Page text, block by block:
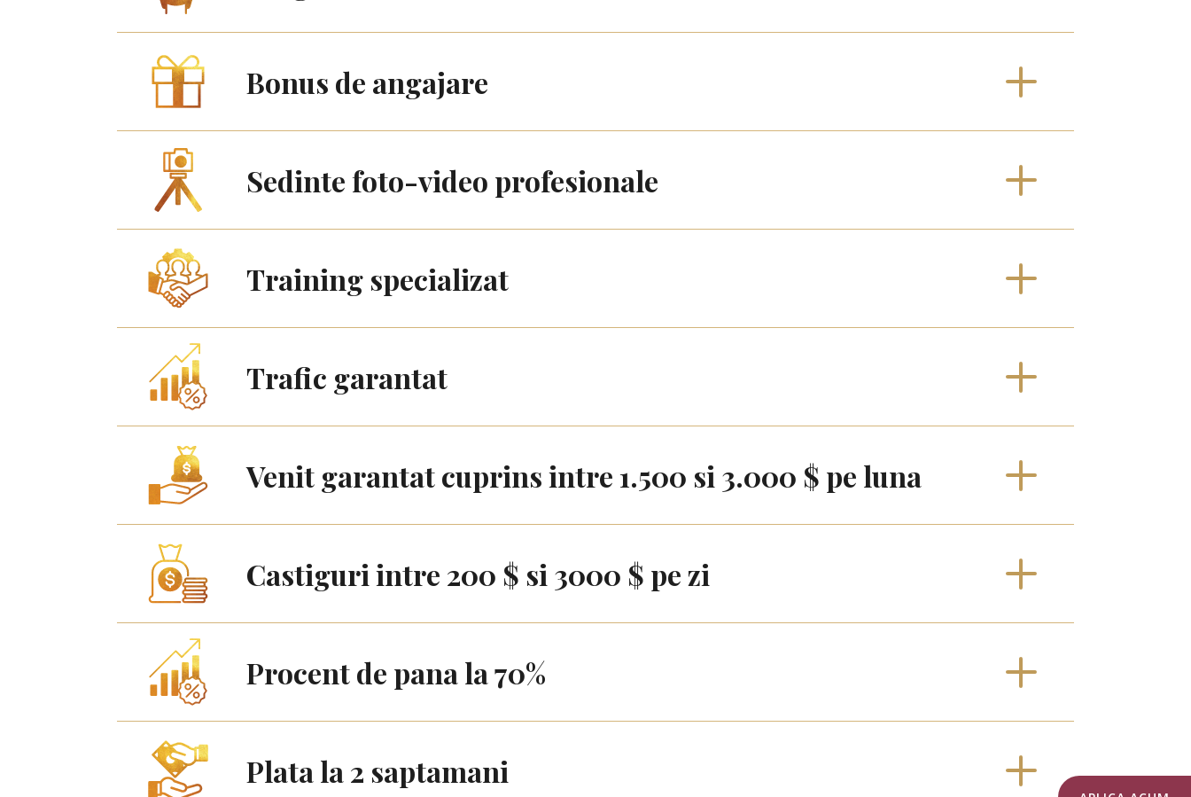
Bonus de angajare
Sedinte foto-video profesionale
Training specializat
Trafic garantat
Venit garantat cuprins intre 1.500 si 3.000 $ pe luna
Castiguri intre 200 $ si 3000 $ pe zi
Procent de pana la 70%
Plata la 2 saptamani